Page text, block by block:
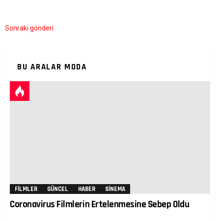
Sonraki gönderi
BU ARALAR MODA
FILMLER GÜNCEL HABER SINEMA
Coronavirus Filmlerin Ertelenmesine Sebep Oldu